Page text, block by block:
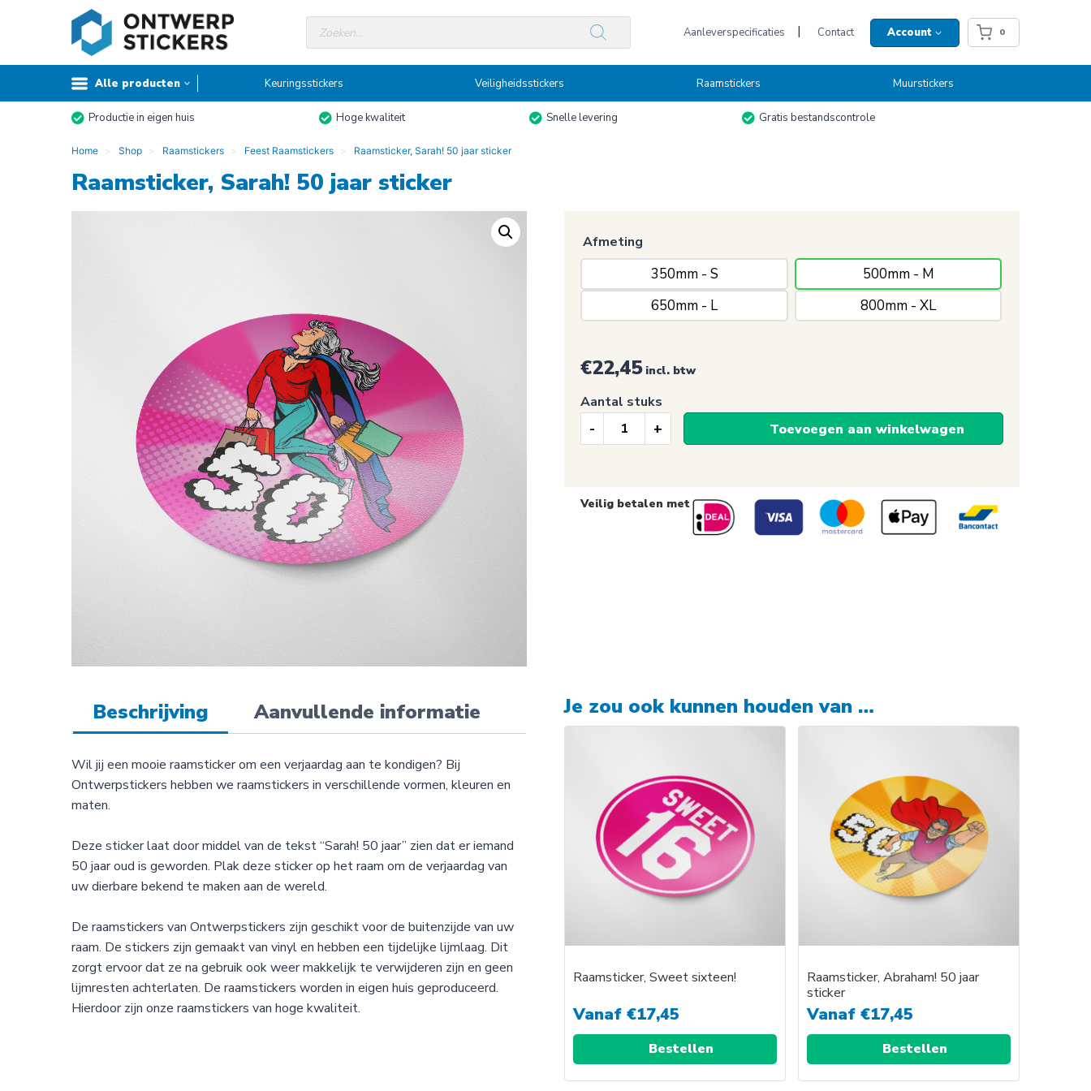
Producten
zoeken Aanleverspecificaties Contact Account 0
Alle producten Keuringsstickers Veiligheidsstickers Raamstickers Muurstickers
Productie in eigen huis Hoge kwaliteit Snelle levering Gratis bestandscontrole
Home Shop Raamstickers Feest Raamstickers Raamsticker, Sarah! 50 jaar sticker
Raamsticker, Sarah! 50 jaar sticker
Afmeting
350mm - S
500mm - M
650mm - L
800mm - XL
€22,45incl. btw
Raamsticker,
50
Aantal stuks
Toevoegen aan winkelwagen
Veilig betalen met
Beschrijving Aanvullende informatie
Wil jij een mooie raamsticker om een verjaardag aan te kondigen? Bij
Ontwerpstickers hebben we raamstickers in verschillende vormen, kleuren en
maten.
Deze sticker laat door middel van de tekst “Sarah! 50 jaar” zien dat er iemand
50 jaar oud is geworden. Plak deze sticker op het raam om de verjaardag van
uw dierbare bekend te maken aan de wereld.
De raamstickers van Ontwerpstickers zijn geschikt voor de buitenzijde van uw
raam. De stickers zijn gemaakt van vinyl en hebben een tijdelijke lijmlaag. Dit
zorgt ervoor dat ze na gebruik ook weer makkelijk te verwijderen zijn en geen
lijmresten achterlaten. De raamstickers worden in eigen huis geproduceerd.
Hierdoor zijn onze raamstickers van hoge kwaliteit.
Je zou ook kunnen houden van …
Raamsticker, Sweet sixteen!
Vanaf€17,45
Bestellen
Raamsticker, Abraham! 50 jaar
sticker
Vanaf€17,45
Bestellen